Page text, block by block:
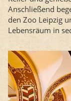
Anschließend
den Zoo Leipzig
Lebensräum in